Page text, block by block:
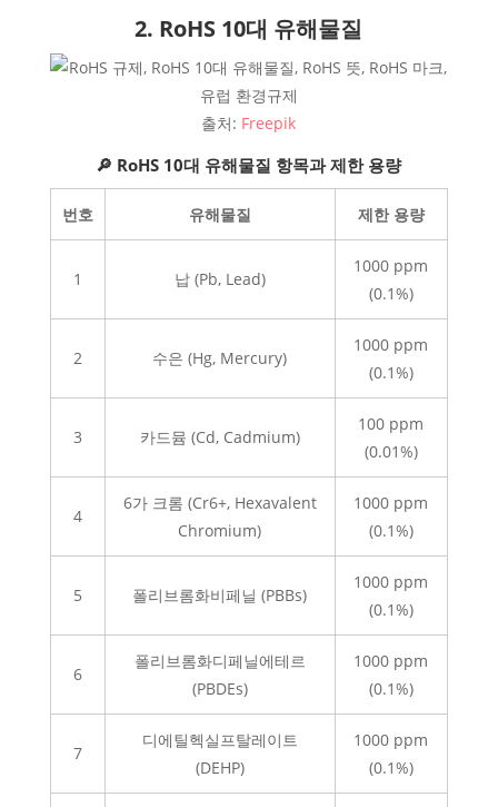
2. RoHS 10대 유해물질
출처: Freepik
🔎 RoHS 10대 유해물질 항목과 제한 용량
번호 유해물질 제한 용량
1 납 (Pb, Lead)
1000 ppm
(0.1%)
2 수은 (Hg, Mercury)
1000 ppm
(0.1%)
3 카드뮴 (Cd, Cadmium)
100 ppm
(0.01%)
4
6가 크롬 (Cr6+, Hexavalent
Chromium)
1000 ppm
(0.1%)
5 폴리브롬화비페닐 (PBBs)
1000 ppm
(0.1%)
6
폴리브롬화디페닐에테르
(PBDEs)
1000 ppm
(0.1%)
7
디에틸헥실프탈레이트
(DEHP)
1000 ppm
(0.1%)